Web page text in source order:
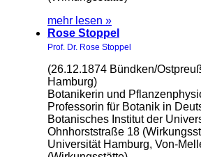
mehr lesen »
Rose Stoppel
Prof. Dr. Rose Stoppel
(26.12.1874 Bündken/
Hamburg)
Botanikerin und
Professorin für Botanik in
Botanisches Institut der
Ohnhorststraße 18
Universität Hamburg, Von-